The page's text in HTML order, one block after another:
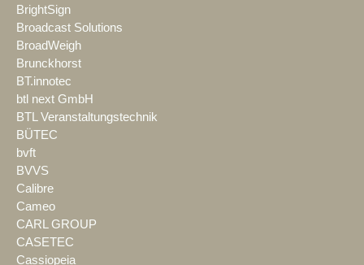
BrightSign
Broadcast Solutions
BroadWeigh
Brunckhorst
BT.innotec
btl next GmbH
BTL Veranstaltungstechnik
BÜTEC
bvft
BVVS
Calibre
Cameo
CARL GROUP
CASETEC
Cassiopeia